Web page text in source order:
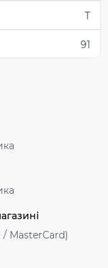
T
91
/ MasterСard)